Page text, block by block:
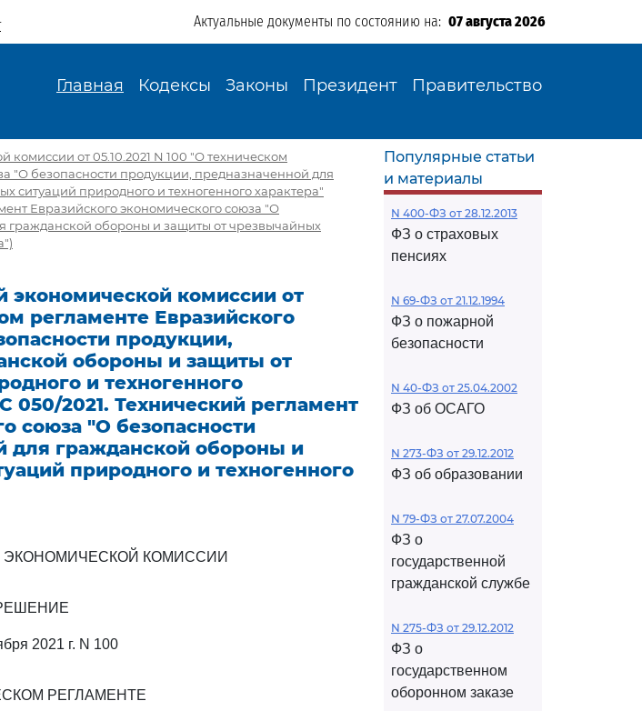
Актуальные документы по состоянию на: 07 августа 2026
Главная Кодексы Законы Президент Правительство
от 05.10.2021 N 100 "О техническом
"О безопасности продукции, предназначенной для
ситуаций природного и техногенного характера"
Евразийского экономического союза "О
гражданской обороны и защиты от чрезвычайных
экономической комиссии от
регламенте Евразийского
продукции,
обороны и защиты от
и техногенного
050/2021. Технический регламент
союза "О безопасности
для гражданской обороны и
природного и техногенного
ЭКОНОМИЧЕСКОЙ КОМИССИИ
2021 г. N 100
РЕГЛАМЕНТЕ
Популярные статьи
и материалы
N 400-ФЗ от 28.12.2013
ФЗ о страховых
пенсиях
N 69-ФЗ от 21.12.1994
ФЗ о пожарной
безопасности
N 40-ФЗ от 25.04.2002
ФЗ об ОСАГО
N 273-ФЗ от 29.12.2012
ФЗ об образовании
N 79-ФЗ от 27.07.2004
ФЗ о
государственной
гражданской службе
N 275-ФЗ от 29.12.2012
ФЗ о
государственном
оборонном заказе